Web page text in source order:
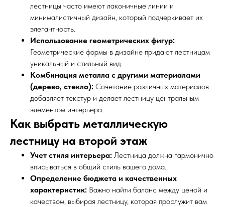
лестницы часто имеют лаконичные линии и
минималистичный дизайн, который подчеркивает их
элегантность.
Использование геометрических фигур:
Геометрические формы в дизайне придают лестницам
уникальный и стильный вид.
Комбинация металла с другими материалами
(дерево, стекло): Сочетание различных материалов
добавляет текстур и делает лестницу центральным
элементом интерьера.
Как выбрать металлическую
лестницу на второй этаж
Учет стиля интерьера: Лестница должна гармонично
вписываться в общий стиль вашего дома.
Определение бюджета и качественных
характеристик: Важно найти баланс между ценой и
качеством, выбирая лестницу, которая прослужит вам